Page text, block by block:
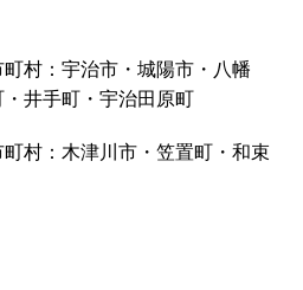
村：宇治市・城陽市・八幡
井手町・宇治田原町
村：木津川市・笠置町・和束